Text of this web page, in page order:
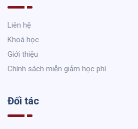
Liên hệ
Khoá học
Giới thiệu
Chính sách miễn giảm học phí
Đối tác